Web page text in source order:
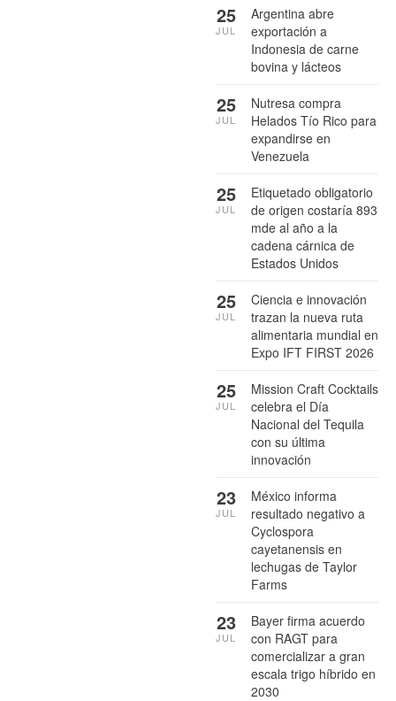
Argentina abre
exportación a
Indonesia de carne
bovina y lácteos
25
JUL
Nutresa compra
Helados Tío Rico para
expandirse en
Venezuela
25
JUL
Etiquetado obligatorio
de origen costaría 893
mde al año a la
cadena cárnica de
Estados Unidos
25
JUL
Ciencia e innovación
trazan la nueva ruta
alimentaria mundial en
Expo IFT FIRST 2026
25
JUL
Mission Craft Cocktails
celebra el Día
Nacional del Tequila
con su última
innovación
25
JUL
México informa
resultado negativo a
Cyclospora
cayetanensis en
lechugas de Taylor
Farms
23
JUL
Bayer firma acuerdo
con RAGT para
comercializar a gran
escala trigo híbrido en
2030
23
JUL